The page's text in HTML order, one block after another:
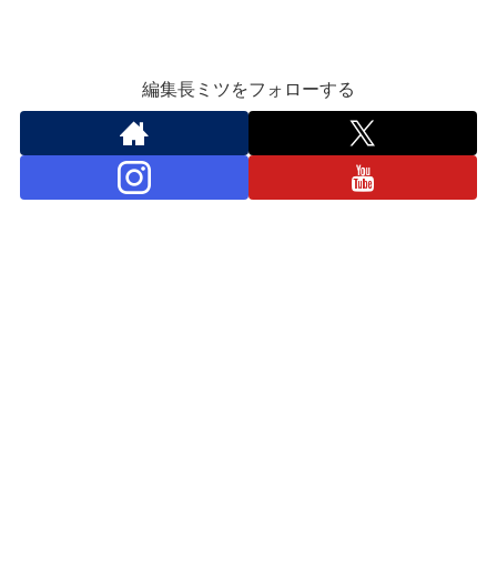
編集長ミツをフォローする